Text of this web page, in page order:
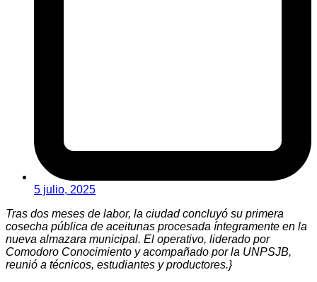
5 julio, 2025
Tras dos meses de labor, la ciudad concluyó su primera
cosecha pública de aceitunas procesada íntegramente en la
nueva almazara municipal. El operativo, liderado por
Comodoro Conocimiento y acompañado por la UNPSJB,
reunió a técnicos, estudiantes y productores.}